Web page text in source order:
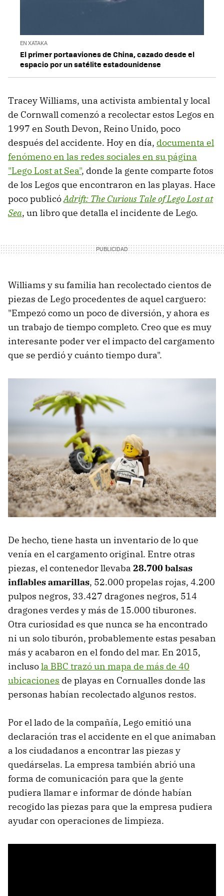
EN XATAKA
El primer portaaviones de China, cazado desde el
espacio por un satélite estadounidense
Tracey Williams, una activista ambiental y local
de Cornwall comenzó a recolectar estos Legos en
1997 en South Devon, Reino Unido, poco
después del accidente. Hoy en día, documenta el
fenómeno en las redes sociales en su página
"Lego Lost at Sea", donde la gente comparte fotos
de los Legos que encontraron en las playas. Hace
poco publicóAdrift: The Curious Tale of Lego Lost at
Sea, un libro que detalla el incidente de Lego.
Williams y su familia han recolectado cientos de
piezas de Lego procedentes de aquel carguero:
"Empezó como un poco de diversión, y ahora es
un trabajo de tiempo completo. Creo que es muy
interesante poder ver el impacto del cargamento
que se perdió y cuánto tiempo dura".
De hecho, tiene hasta un inventario de lo que
venía en el cargamento original. Entre otras
piezas, el contenedor llevaba 28.700 balsas
inflables amarillas, 52.000 propelas rojas, 4.200
pulpos negros, 33.427 dragones negros, 514
dragones verdes y más de 15.000 tiburones.
Otra curiosidad es que nunca se ha encontrado
ni un solo tiburón, probablemente estas pesaban
más y acabaron en el fondo del mar. En 2015,
inclusola BBC trazó un mapa de más de 40
ubicaciones de playas en Cornualles donde las
personas habían recolectado algunos restos.
Por el lado de la compañía, Lego emitió una
declaración tras el accidente en el que animaban
a los ciudadanos a encontrar las piezas y
quedárselas. La empresa también abrió una
forma de comunicación para que la gente
pudiera llamar e informar de dónde habían
recogido las piezas para que la empresa pudiera
ayudar con operaciones de limpieza.